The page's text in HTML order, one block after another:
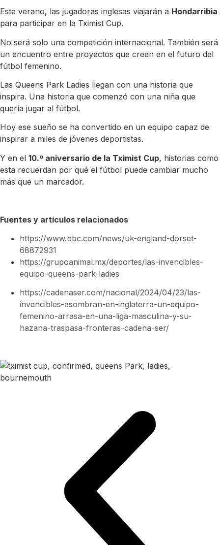
Este verano, las jugadoras inglesas viajarán a Hondarribia
para participar en la Tximist Cup.
No será solo una competición internacional. También será
un encuentro entre proyectos que creen en el futuro del
fútbol femenino.
Las Queens Park Ladies llegan con una historia que
inspira. Una historia que comenzó con una niña que
quería jugar al fútbol.
Hoy ese sueño se ha convertido en un equipo capaz de
inspirar a miles de jóvenes deportistas.
Y en el 10.º aniversario de la Tximist Cup, historias como
esta recuerdan por qué el fútbol puede cambiar mucho
más que un marcador.
Fuentes y artículos relacionados
https://www.bbc.com/news/uk-england-dorset-
68872931
https://grupoanimal.mx/deportes/las-invencibles-
equipo-queens-park-ladies
https://cadenaser.com/nacional/2024/04/23/las-
invencibles-asombran-en-inglaterra-un-equipo-
femenino-arrasa-en-una-liga-masculina-y-su-
hazana-traspasa-fronteras-cadena-ser/